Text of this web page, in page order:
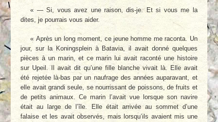
« — Si, vous avez une raison, dis-je. Et si vous me la
dites, je pourrais vous aider.
« Après un long moment, ce jeune homme me raconta. Un
jour, sur la Koningsplein à Batavia, il avait donné quelques
pièces à un marin, et ce marin lui avait raconté une histoire
sur Upeil. Il avait dit qu’une fille blanche vivait là. Elle avait
été rejetée là-bas par un naufrage des années auparavant, et
elle avait grandi seule, se nourrissant de poissons, de fruits et
de petits animaux. Ce marin l’avait vue lorsque son navire
était au large de l’île. Elle était arrivée au sommet d’une
falaise et les avait observés, mais lorsqu’ils avaient mis une